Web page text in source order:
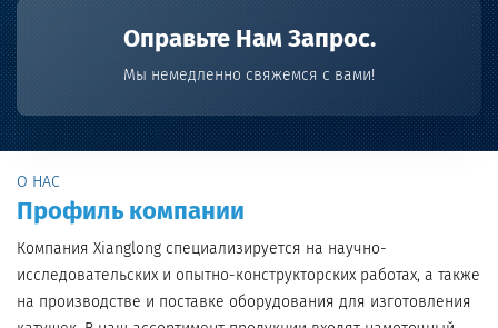
Оправьте Нам Запрос.
Мы немедленно свяжемся с вами!
О НАС
Профиль компании
Компания Xianglong специализируется на научно-
исследовательских и опытно-конструкторских работах, а также
на производстве и поставке оборудования для изготовления